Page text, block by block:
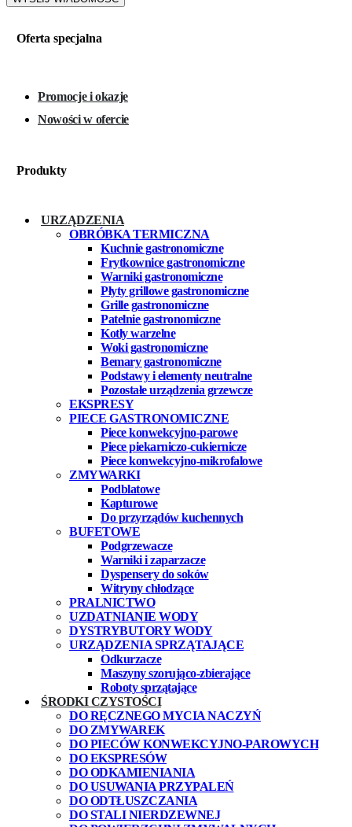
Oferta specjalna
Promocje i okazje
Nowości w ofercie
Produkty
URZĄDZENIA
OBRÓBKA TERMICZNA
Kuchnie gastronomiczne
Frytkownice gastronomiczne
Warniki gastronomiczne
Płyty grillowe gastronomiczne
Grille gastronomiczne
Patelnie gastronomiczne
Kotły warzelne
Woki gastronomiczne
Bemary gastronomiczne
Podstawy i elementy neutralne
Pozostałe urządzenia grzewcze
EKSPRESY
PIECE GASTRONOMICZNE
Piece konwekcyjno-parowe
Piece piekarniczo-cukiernicze
Piece konwekcyjno-mikrofalowe
ZMYWARKI
Podblatowe
Kapturowe
Do przyrządów kuchennych
BUFETOWE
Podgrzewacze
Warniki i zaparzacze
Dyspensery do soków
Witryny chłodzące
PRALNICTWO
UZDATNIANIE WODY
DYSTRYBUTORY WODY
URZĄDZENIA SPRZĄTAJĄCE
Odkurzacze
Maszyny szorująco-zbierające
Roboty sprzątające
ŚRODKI CZYSTOŚCI
DO RĘCZNEGO MYCIA NACZYŃ
DO ZMYWAREK
DO PIECÓW KONWEKCYJNO-PAROWYCH
DO EKSPRESÓW
DO ODKAMIENIANIA
DO USUWANIA PRZYPALEŃ
DO ODTŁUSZCZANIA
DO STALI NIERDZEWNEJ